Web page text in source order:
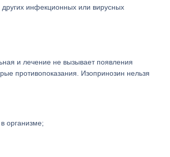
инфекционных или вирусных
и лечение не вызывает появления
противопоказания. Изопринозин нельзя
организме;